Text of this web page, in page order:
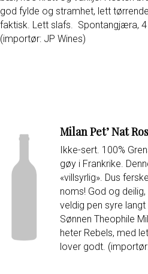
god fylde og stramhet, lett
faktisk. Lett slafs. Spontangjæra,
(importør: JP Wines)
Milan Pet’ Nat
Ikke-sert. 100%
gøy i Frankrike.
«villsyrlig». Dus
noms! God og
veldig pen syre langt
Sønnen Theophile
heter Rebels, med
lover godt.